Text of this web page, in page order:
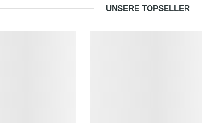
UNSERE TOPSELLER